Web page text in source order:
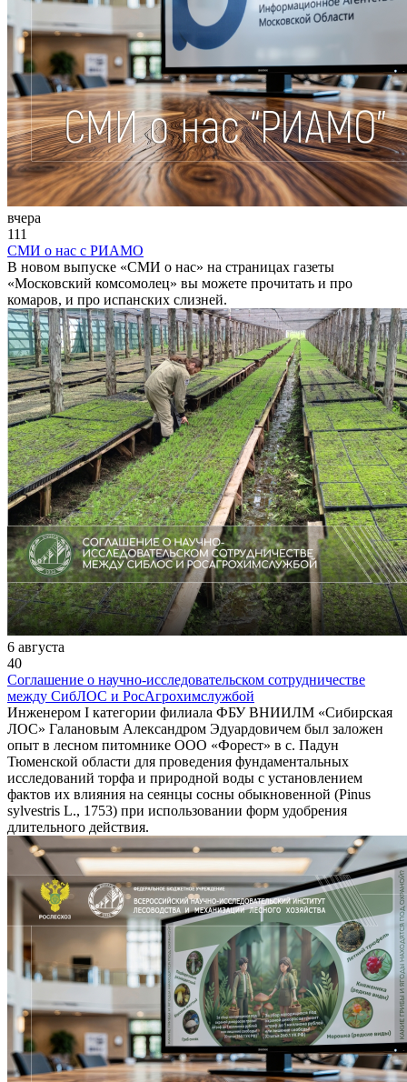
вчера
111
СМИ о нас с РИАМО
В новом выпуске «СМИ о нас» на страницах газеты
«Московский комсомолец» вы можете прочитать и про
комаров, и про испанских слизней.
6 августа
40
Соглашение о научно-исследовательском сотрудничестве
между СибЛОС и РосАгрохимслужбой
Инженером I категории филиала ФБУ ВНИИЛМ «Сибирская
ЛОС» Галановым Александром Эдуардовичем был заложен
опыт в лесном питомнике ООО «Форест» в с. Падун
Тюменской области для проведения фундаментальных
исследований торфа и природной воды с установлением
фактов их влияния на сеянцы сосны обыкновенной (Pinus
sylvestris L., 1753) при использовании форм удобрения
длительного действия.